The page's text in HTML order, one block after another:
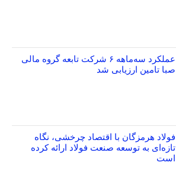
عملکرد سه‌ماهه ۶ شرکت‌ تابعه گروه مالی
صبا تامین ارزیابی شد
فولاد هرمزگان با اقتصاد چرخشی، نگاه
تازه‌ای به توسعه صنعت فولاد ارائه کرده
است